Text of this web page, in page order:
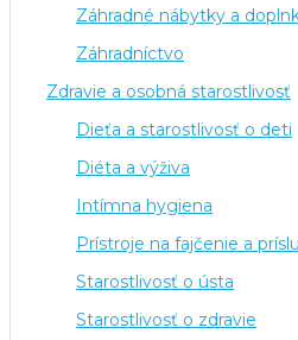
Záhradné nábytky a
Záhradníctvo
Zdravie a osobná starostlivosť
Dieťa a starostlivosť o deti
Diéta a výživa
Intímna hygiena
Prístroje na fajčenie a
Starostlivosť o ústa
Starostlivosť o zdravie